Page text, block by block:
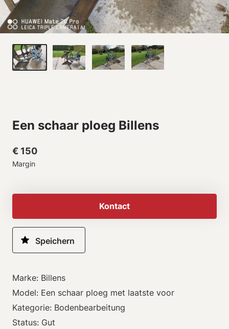
Een schaar ploeg Billens
€ 150
Margin
Kontact
Marke: Billens
Model: Een schaar ploeg met laatste voor
Kategorie: Bodenbearbeitung
Status: Gut